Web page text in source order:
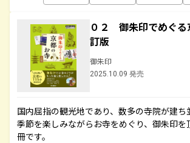
０２ 御朱印でめぐ
訂版
御朱印
2025.10.09 発売
国内屈指の観光地であり、数多の寺院が建ち
季節を楽しみながらお寺をめぐり、御朱印
冊です。